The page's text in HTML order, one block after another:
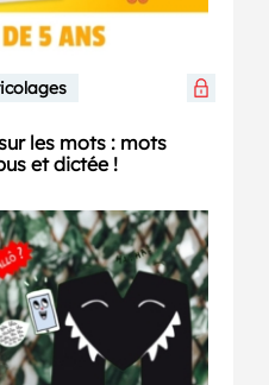
les mots : mots
et dictée !